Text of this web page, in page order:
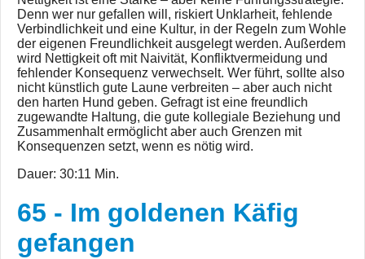
Denn wer nur gefallen will, riskiert Unklarheit, fehlende
Verbindlichkeit und eine Kultur, in der Regeln zum Wohle
der eigenen Freundlichkeit ausgelegt werden. Außerdem
wird Nettigkeit oft mit Naivität, Konfliktvermeidung und
fehlender Konsequenz verwechselt. Wer führt, sollte also
nicht künstlich gute Laune verbreiten – aber auch nicht
den harten Hund geben. Gefragt ist eine freundlich
zugewandte Haltung, die gute kollegiale Beziehung und
Zusammenhalt ermöglicht aber auch Grenzen mit
Konsequenzen setzt, wenn es nötig wird.
Dauer: 30:11 Min.
65 - Im goldenen Käfig
gefangen